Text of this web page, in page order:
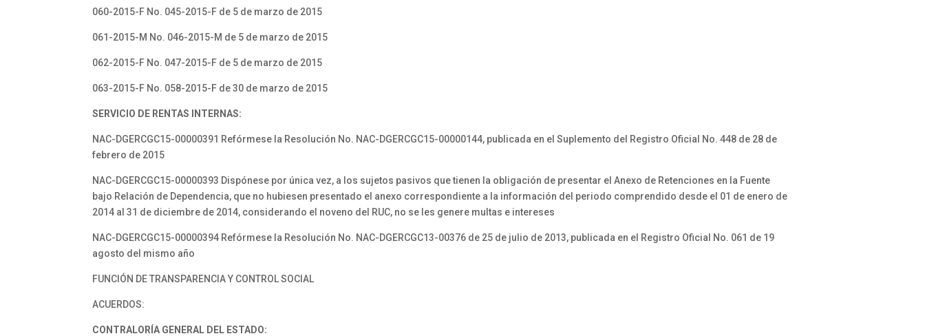
060-2015-F No. 045-2015-F de 5 de marzo de 2015
061-2015-M No. 046-2015-M de 5 de marzo de 2015
062-2015-F No. 047-2015-F de 5 de marzo de 2015
063-2015-F No. 058-2015-F de 30 de marzo de 2015
SERVICIO DE RENTAS INTERNAS:
NAC-DGERCGC15-00000391 Refórmese la Resolución No. NAC-DGERCGC15-00000144, publicada en el Suplemento del Registro Oficial No. 448 de 28 de
febrero de 2015
NAC-DGERCGC15-00000393 Dispónese por única vez, a los sujetos pasivos que tienen la obligación de presentar el Anexo de Retenciones en la Fuente
bajo Relación de Dependencia, que no hubiesen presentado el anexo correspondiente a la información del periodo comprendido desde el 01 de enero de
2014 al 31 de diciembre de 2014, considerando el noveno del RUC, no se les genere multas e intereses
NAC-DGERCGC15-00000394 Refórmese la Resolución No. NAC-DGERCGC13-00376 de 25 de julio de 2013, publicada en el Registro Oficial No. 061 de 19
agosto del mismo año
FUNCIÓN DE TRANSPARENCIA Y CONTROL SOCIAL
ACUERDOS:
CONTRALORÍA GENERAL DEL ESTADO: